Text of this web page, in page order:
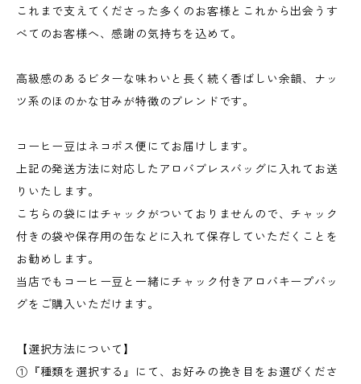
これまで支えてくださった多くのお客様とこれから出会うす
べてのお客様へ、感謝の気持ちを込めて。
高級感のあるビターな味わいと長く続く香ばしい余韻、ナッ
ツ系のほのかな甘みが特徴のブレンドです。
コーヒー豆はネコポス便にてお届けします。
上記の発送方法に対応したアロバブレスバッグに入れてお送
りいたします。
こちらの袋にはチャックがついておりませんので、チャック
付きの袋や保存用の缶などに入れて保存していただくことを
お勧めします。
当店でもコーヒー豆と一緒にチャック付きアロバキープバッ
グをご購入いただけます。
【選択方法について】
①『種類を選択する』にて、お好みの挽き目をお選びくださ